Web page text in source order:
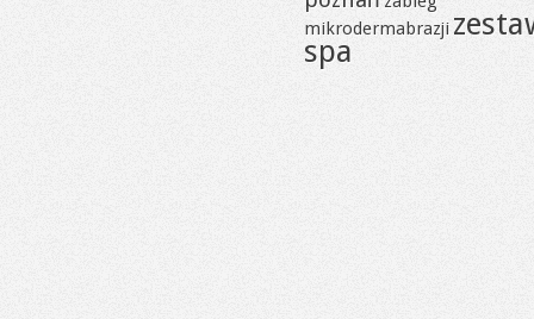
mikrodermabrazji
spa